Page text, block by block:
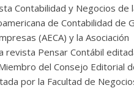
Contabilidad y Negocios de
de Contabilidad de
(AECA) y la Asociación
revista Pensar Contábil
del Consejo Editorial
por la Facultad de